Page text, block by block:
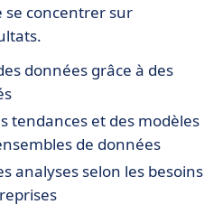
se concentrer sur
données grâce à des
tendances et des modèles
de données
analyses selon les besoins